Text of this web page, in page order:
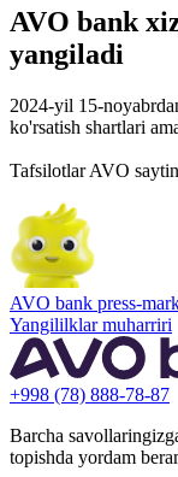
AVO bank
yangiladi
2024-yil 15-
ko'rsatish shartlari
Tafsilotlar AVO
AVO bank press-
Yangililklar muharriri
+998 (78) 888-78-87
Barcha
topishda yordam